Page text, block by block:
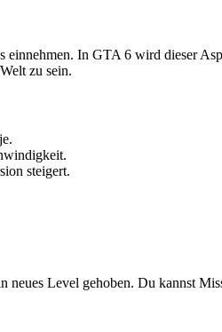
In GTA 6 wird dieser
zu sein.
steigert.
Level gehoben. Du kannst